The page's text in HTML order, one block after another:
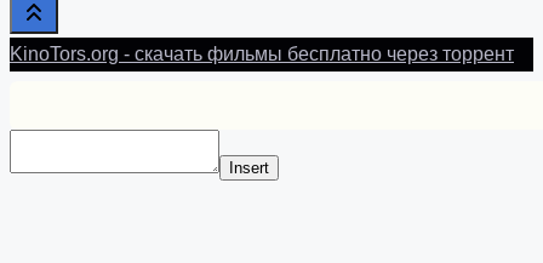
KinoTors.org - скачать фильмы бесплатно через торрент
Insert